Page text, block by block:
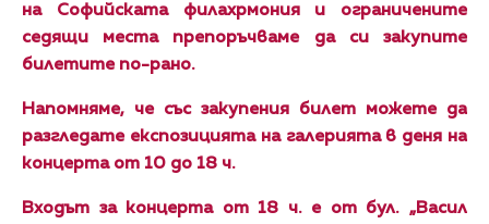
на Софийската филахрмония и ограничените
седящи места препоръчваме да си закупите
билетите по-рано.
Напомняме, че със закупения билет можете да
разгледате експозицията на галерията в деня на
концерта от 10 до 18 ч.
Входът за концерта от 18 ч. е от бул. „Васил